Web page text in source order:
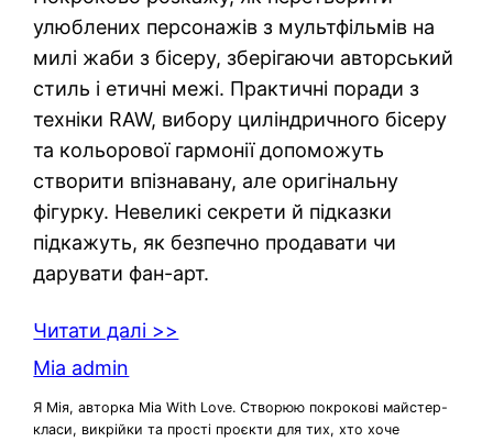
улюблених персонажів з мультфільмів на
милі жаби з бісеру, зберігаючи авторський
стиль і етичні межі. Практичні поради з
техніки RAW, вибору циліндричного бісеру
та кольорової гармонії допоможуть
створити впізнавану, але оригінальну
фігурку. Невеликі секрети й підказки
підкажуть, як безпечно продавати чи
дарувати фан-арт.
Читати далі >>
Mia admin
Я Мія, авторка Mia With Love. Створюю покрокові майстер-
класи, викрійки та прості проєкти для тих, хто хоче